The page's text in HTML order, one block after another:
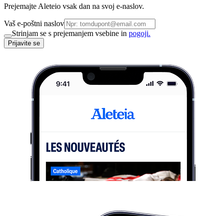
Prejemajte Aleteio vsak dan na svoj e-naslov.
Vaš e-poštni naslov
Strinjam se s prejemanjem vsebine in pogoji.
Prijavite se